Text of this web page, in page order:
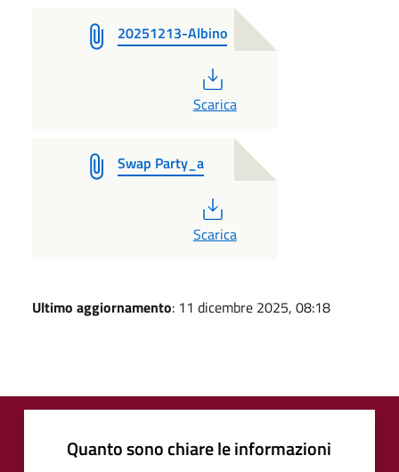
20251213-Albino
Scarica
Swap Party_a
Scarica
Ultimo aggiornamento: 11 dicembre 2025, 08:18
Quanto sono chiare le informazioni